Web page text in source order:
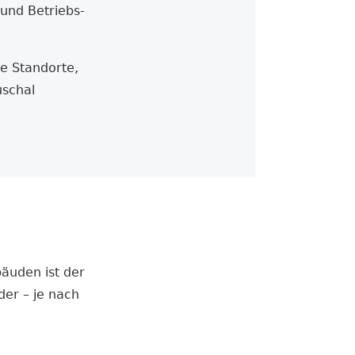
Betriebs­
Standorte,
ist der
– je nach